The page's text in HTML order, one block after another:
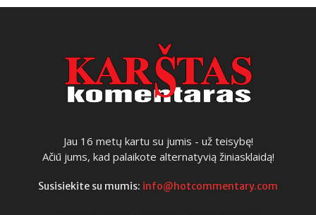
Jau 16 metų kartu su jumis - už teisybę!
Ačiū jums, kad palaikote alternatyvią žiniasklaidą!
Susisiekite su mumis: info@hotcommentary.com